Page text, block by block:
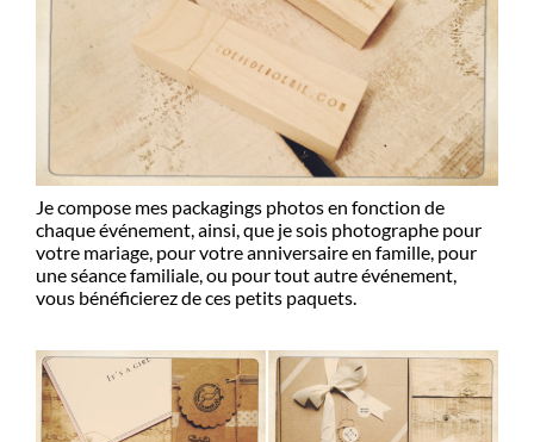
Je compose mes packagings photos en fonction de
chaque événement, ainsi, que je sois photographe pour
votre mariage, pour votre anniversaire en famille, pour
une séance familiale, ou pour tout autre événement,
vous bénéficierez de ces petits paquets.